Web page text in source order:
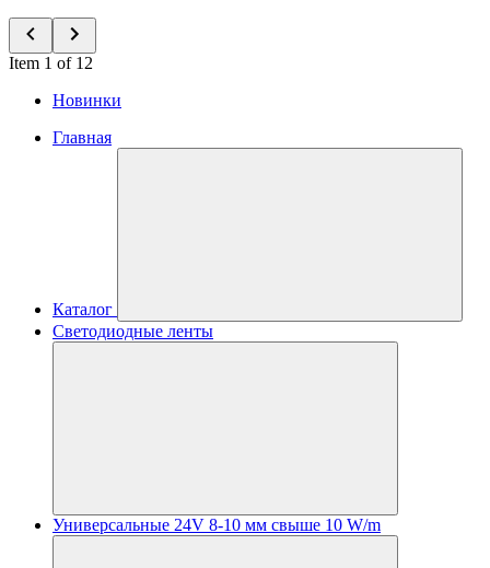
Item 1 of 12
Новинки
Главная
Каталог
Светодиодные ленты
Универсальные 24V 8-10 мм свыше 10 W/m